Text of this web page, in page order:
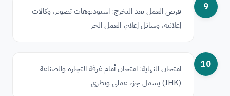
9
فرص العمل بعد التخرج: استوديوهات تصوير، وكالات
إعلانية، وسائل إعلام، العمل الحر
10
امتحان النهاية: امتحان أمام غرفة التجارة والصناعة
(IHK) يشمل جزء عملي ونظري